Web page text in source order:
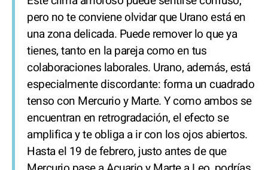
pero no te conviene olvidar que Urano está en
una zona delicada. Puede remover lo que ya
tienes, tanto en la pareja como en tus
colaboraciones laborales. Urano, además, está
especialmente discordante: forma un cuadrado
tenso con Mercurio y Marte. Y como ambos se
encuentran en retrogradación, el efecto se
amplifica y te obliga a ir con los ojos abiertos.
Hasta el 19 de febrero, justo antes de que